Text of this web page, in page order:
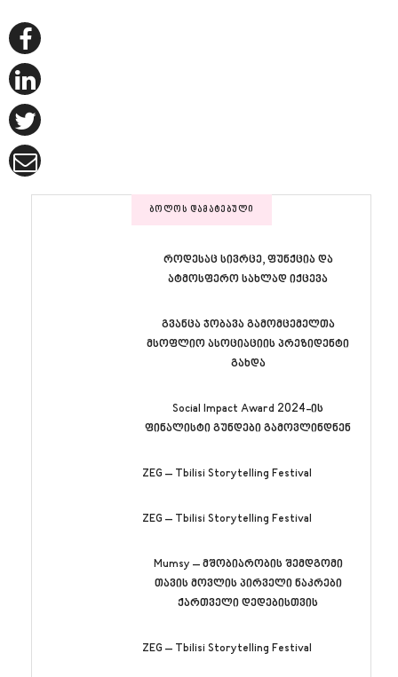
ᲑᲝᲚᲝᲡ ᲓᲐᲛᲐᲢᲔᲑᲣᲚᲘ
როდესაც სივრცე, ფუნქცია და
ატმოსფერო სახლად იქცევა
გვანცა ჯობავა გამომცემელთა
მსოფლიო ასოციაციის პრეზიდენტი
გახდა
Social Impact Award 2024-ის
ფინალისტი გუნდები გამოვლინდნენ
ZEG – Tbilisi Storytelling Festival
ZEG – Tbilisi Storytelling Festival
Mumsy – მშობიარობის შემდგომი
თავის მოვლის პირველი ნაკრები
ქართველი დედებისთვის
ZEG – Tbilisi Storytelling Festival